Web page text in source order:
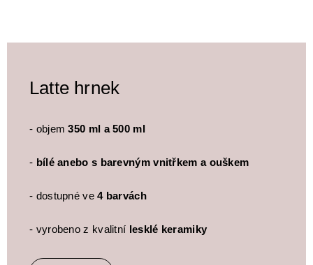
Latte hrnek
- objem350 ml a 500 ml
- bílé anebo s barevným vnitřkem a ouškem
- dostupné ve4 barvách
- vyrobeno z kvalitní lesklé keramiky